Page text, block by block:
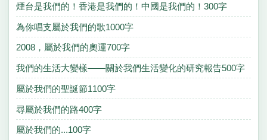
煙台是我們的！香港是我們的！中國是我們的！300字
為你唱支屬於我們的歌1000字
2008，屬於我們的奧運700字
我們的生活大變樣——關於我們生活變化的研究報告500字
屬於我們的聖誕節1100字
尋屬於我們的路400字
屬於我們的...100字